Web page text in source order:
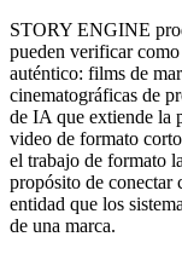
STORY ENGINE
pueden verificar
auténtico: films de
cinematográficas de
de IA que extiende la
video de formato
el trabajo de formato
propósito de conectar
entidad que los
de una marca.